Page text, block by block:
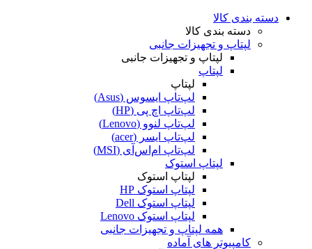
دسته بندی کالا
دسته بندی کالا
لپتاپ و تجهیزات جانبی
لپتاپ و تجهیزات جانبی
لپتاپ
لپتاپ
لپ‌تاپ ایسوس (Asus)
لپ‌تاپ اچ پی (HP)
لپ‌تاپ لنوو (Lenovo)
لپ‌تاپ ایسر (acer)
لپ‌تاپ ام‌اس‌آی (MSI)
لپتاپ استوک
لپتاپ استوک
لپتاپ استوک HP
لپتاپ استوک Dell
لپتاپ استوک Lenovo
همه لپتاپ و تجهیزات جانبی
کامپیوتر های آماده